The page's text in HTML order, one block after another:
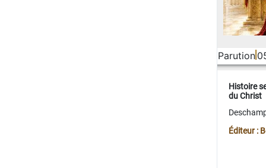
Parution
Histoire
du Christ
Éditeur :